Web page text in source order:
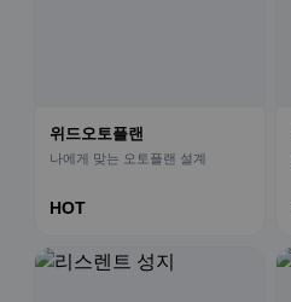
위드오토플랜
나에게 맞는 오토플랜 설계
HOT